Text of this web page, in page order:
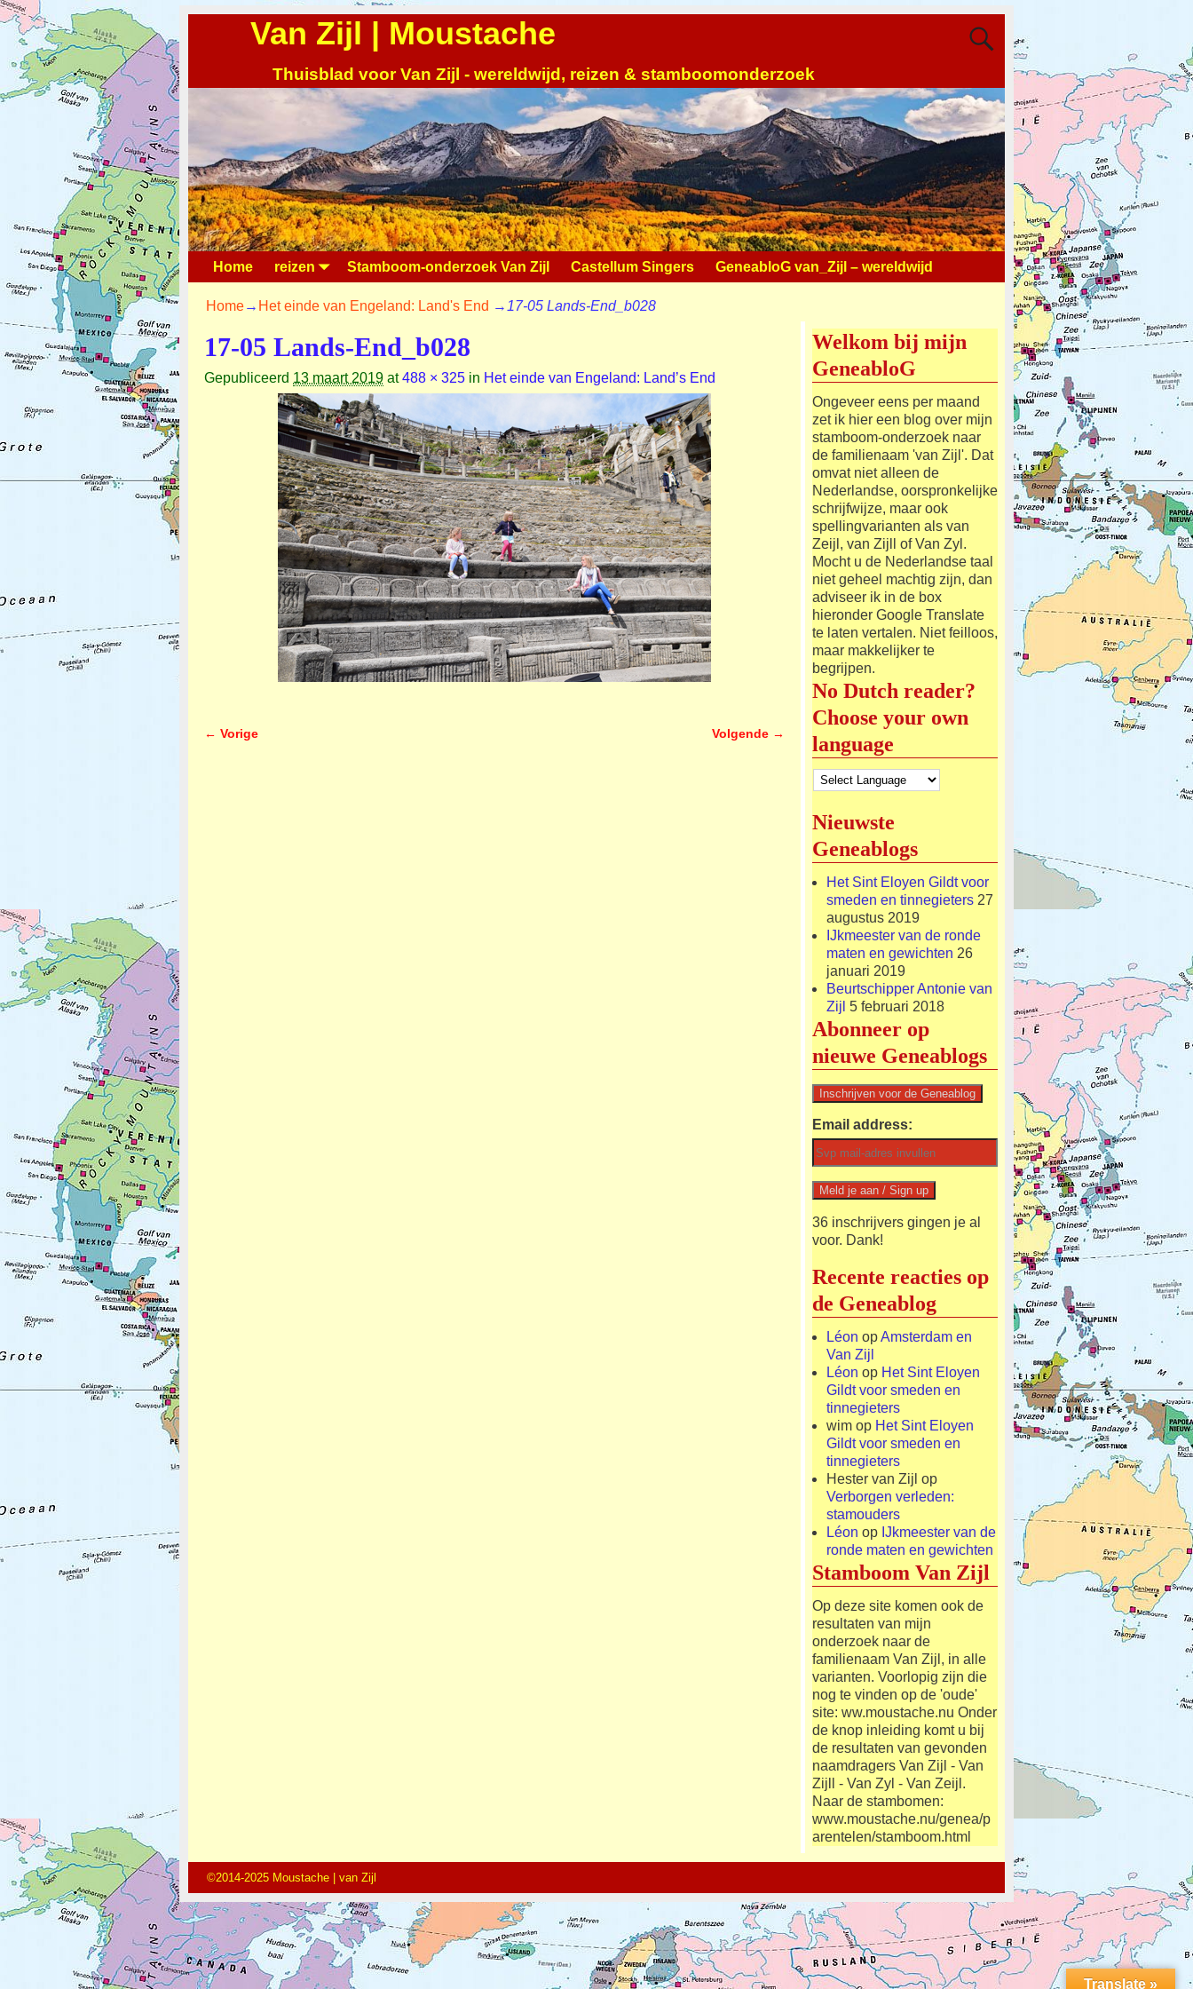
Van Zijl | Moustache
Thuisblad voor Van Zijl - wereldwijd, reizen & stamboomonderzoek
Home reizen Stamboom-onderzoek Van Zijl Castellum Singers GeneabloG van_Zijl – wereldwijd
Home→ Het einde van Engeland: Land's End → 17-05 Lands-End_b028
17-05 Lands-End_b028
Gepubliceerd 13 maart 2019 at488 × 325 in Het einde van Engeland: Land’s End
← Vorige Volgende →
Welkom bij mijn
GeneabloG
Ongeveer eens per maand
zet ik hier een blog over mijn
stamboom-onderzoek naar
de familienaam 'van Zijl'. Dat
omvat niet alleen de
Nederlandse, oorspronkelijke
schrijfwijze, maar ook
spellingvarianten als van
Zeijl, van Zijll of Van Zyl.
Mocht u de Nederlandse taal
niet geheel machtig zijn, dan
adviseer ik in de box
hieronder Google Translate
te laten vertalen. Niet feilloos,
maar makkelijker te
begrijpen.
No Dutch reader?
Choose your own
language
Nieuwste
Geneablogs
Het Sint Eloyen Gildt voor
smeden en tinnegieters 27
augustus 2019
IJkmeester van de ronde
maten en gewichten 26
januari 2019
Beurtschipper Antonie van
Zijl 5 februari 2018
Abonneer op
nieuwe Geneablogs
Email address:
36 inschrijvers gingen je al
voor. Dank!
Recente reacties op
de Geneablog
Léon opAmsterdam en
Van Zijl
Léon op Het Sint Eloyen
Gildt voor smeden en
tinnegieters
wim op Het Sint Eloyen
Gildt voor smeden en
tinnegieters
Hester van Zijl op
Verborgen verleden:
stamouders
Léon op IJkmeester van de
ronde maten en gewichten
Stamboom Van Zijl
Op deze site komen ook de
resultaten van mijn
onderzoek naar de
familienaam Van Zijl, in alle
varianten. Voorlopig zijn die
nog te vinden op de 'oude'
site: ww.moustache.nu Onder
de knop inleiding komt u bij
de resultaten van gevonden
naamdragers Van Zijl - Van
Zijll - Van Zyl - Van Zeijl.
Naar de stambomen:
www.moustache.nu/genea/p
arentelen/stamboom.html
©2014-2025 Moustache | van Zijl
Translate »